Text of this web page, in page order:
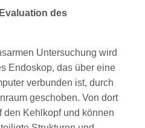
des
Untersuchung wird
Endoskop, das über eine
verbunden ist, durch
geschoben. Von dort
den Kehlkopf und können